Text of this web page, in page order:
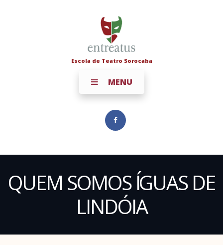
Escola de Teatro Sorocaba
MENU
QUEM SOMOS ÍGUAS DE
LINDÓIA